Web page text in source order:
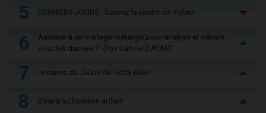
5 DERNIERS JOURS : Sauvez la jambe de Yohan
6
Assister à un mariage mélangé pour le repas et séparé
pour les danses ?! (Rav Gabriel DAYAN)
7 Horaires du Jeûne de Ticha Béav
8 Elyana au buisson ardent